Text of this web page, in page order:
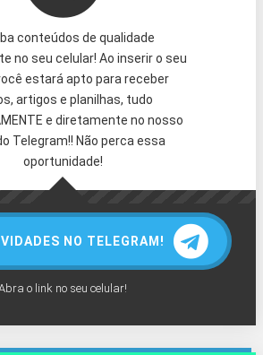
conteúdos de qualidade
no seu celular! Ao inserir o seu
estará apto para receber
artigos e planilhas, tudo
e diretamente no nosso
Telegram!! Não perca essa
oportunidade!
NO TELEGRAM!
o link no seu celular!